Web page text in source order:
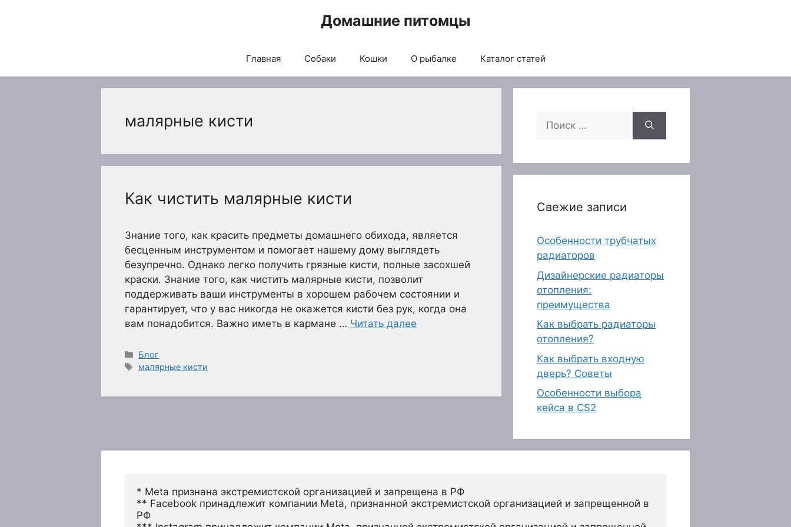
Домашние питомцы
Главная Собаки Кошки О рыбалке Каталог статей
малярные кисти
Как чистить малярные кисти
Знание того, как красить предметы домашнего обихода, является
бесценным инструментом и помогает нашему дому выглядеть
безупречно. Однако легко получить грязные кисти, полные засохшей
краски. Знание того, как чистить малярные кисти, позволит
поддерживать ваши инструменты в хорошем рабочем состоянии и
гарантирует, что у вас никогда не окажется кисти без рук, когда она
вам понадобится. Важно иметь в кармане … Читать далее
Рубрики
Блог
Метки
малярные кисти
Поиск:
Свежие записи
Особенности трубчатых
радиаторов
Дизайнерские радиаторы
отопления:
преимущества
Как выбрать радиаторы
отопления?
Как выбрать входную
дверь? Советы
Особенности выбора
кейса в CS2
* Meta признана экстремистской организацией и запрещена в РФ
** Facebook принадлежит компании Meta, признанной экстремистской организацией и запрещенной в
РФ